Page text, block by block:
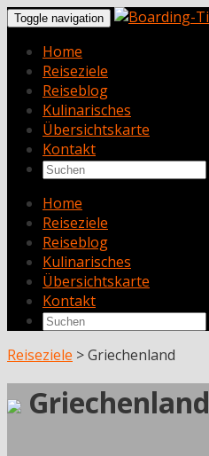
Toggle navigation
Home
Reiseziele
Reiseblog
Kulinarisches
Übersichtskarte
Kontakt
Home
Reiseziele
Reiseblog
Kulinarisches
Übersichtskarte
Kontakt
Reiseziele >Griechenland
Griechenland